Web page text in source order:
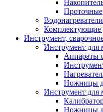
Проточные
Комплектующие
Инструмент,
Инструмент для
Аппараты
Ножницы
Инструмент для
Ножницы